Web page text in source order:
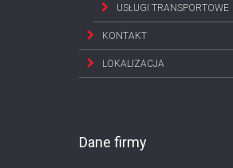
USŁUGI TRANSPORTOWE
KONTAKT
LOKALIZACJA
Dane firmy